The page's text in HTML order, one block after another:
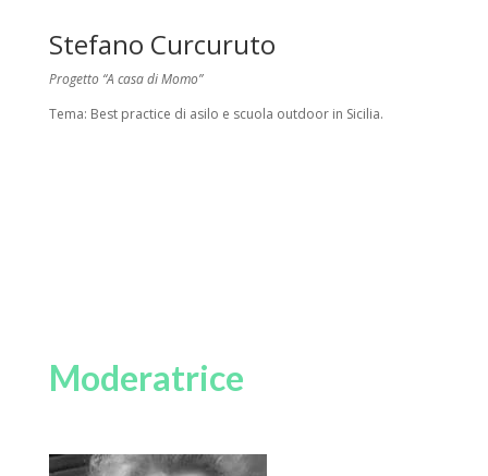
Stefano Curcuruto
Progetto “A casa di Momo”
Tema: Best practice di asilo e scuola outdoor in Sicilia.
Moderatrice